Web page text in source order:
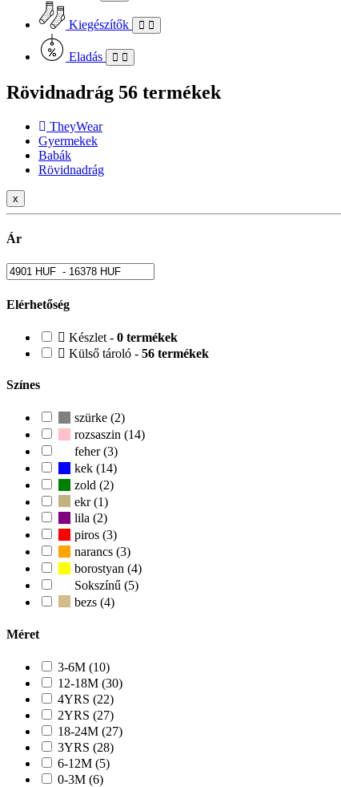
Kiegészítők
Eladás
Rövidnadrág 56 termékek
TheyWear
Gyermekek
Babák
Rövidnadrág
x
Ár
Elérhetőség
Készlet - 0 termékek
Külső tároló - 56 termékek
Színes
szürke (2)
rozsaszin (14)
feher (3)
kek (14)
zold (2)
ekr (1)
lila (2)
piros (3)
narancs (3)
borostyan (4)
Sokszínű (5)
bezs (4)
Méret
3-6M (10)
12-18M (30)
4YRS (22)
2YRS (27)
18-24M (27)
3YRS (28)
6-12M (5)
0-3M (6)